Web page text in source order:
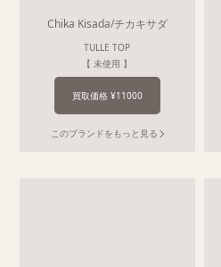
Chika Kisada/チカキサダ
TULLE TOP
【 未使用 】
買取価格 ¥11000
このブランドをもっと見る